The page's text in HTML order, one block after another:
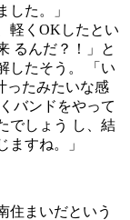
した。」
軽くOKしたとい
るんだ？！」と
したそう。 「い
ったみたいな感
バンドをやって
でしょう し、結
すね。」
住まいだという